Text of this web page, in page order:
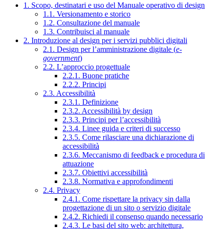
1. Scopo, destinatari e uso del Manuale operativo di design
1.1. Versionamento e storico
1.2. Consultazione del manuale
1.3. Contribuisci al manuale
2. Introduzione al design per i servizi pubblici digitali
2.1. Design per l’amministrazione digitale (e-
government)
2.2. L’approccio progettuale
2.2.1. Buone pratiche
2.2.2. Principi
2.3. Accessibilità
2.3.1. Definizione
2.3.2. Accessibilità by design
2.3.3. Principi per l’accessibilità
2.3.4. Linee guida e criteri di successo
2.3.5. Come rilasciare una dichiarazione di
accessibilità
2.3.6. Meccanismo di feedback e procedura di
attuazione
2.3.7. Obiettivi accessibilità
2.3.8. Normativa e approfondimenti
2.4. Privacy
2.4.1. Come rispettare la privacy sin dalla
progettazione di un sito o servizio digitale
2.4.2. Richiedi il consenso quando necessario
2.4.3. Le basi del sito web: architettura,